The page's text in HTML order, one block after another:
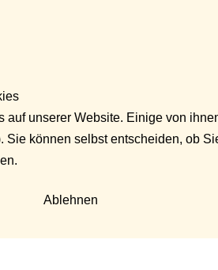
auf unserer Website. Einige von
Sie können selbst entscheiden, ob
Ablehnen